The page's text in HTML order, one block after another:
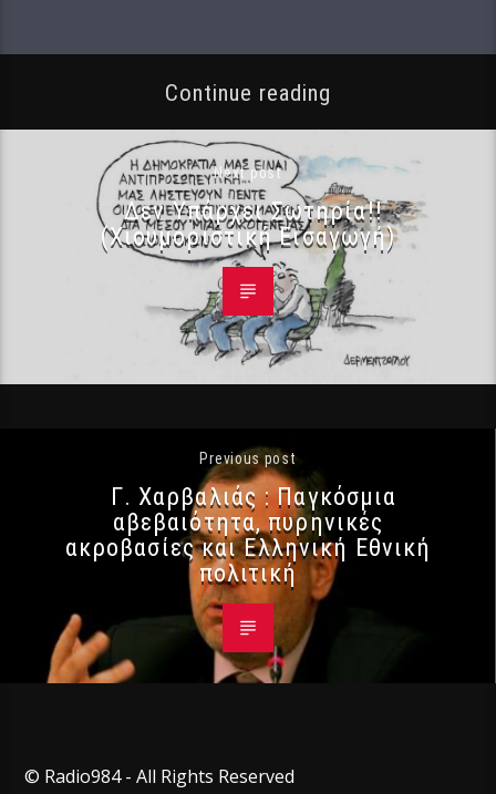
Continue reading
Next post
Δεν Υπάρχει Σωτηρία!!
(Χιουμοριστική Εισαγωγή)
Previous post
Γ. Χαρβαλιάς : Παγκόσμια
αβεβαιότητα, πυρηνικές
ακροβασίες και Ελληνική Εθνική
πολιτική
© Radio984 - All Rights Reserved